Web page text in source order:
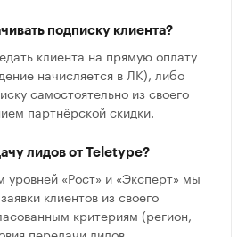
подписку клиента?
клиента на прямую оплату
начисляется в ЛК), либо
самостоятельно из своего
партнёрской скидки.
лидов от Teletype?
«Рост» и «Эксперт» мы
клиентов из своего
критериям (регион,